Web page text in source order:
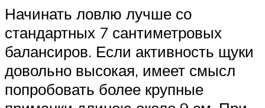
Начинать ловлю лучше со
стандартных 7 сантиметровых
балансиров. Если активность щуки
довольно высокая, имеет смысл
попробовать более крупные